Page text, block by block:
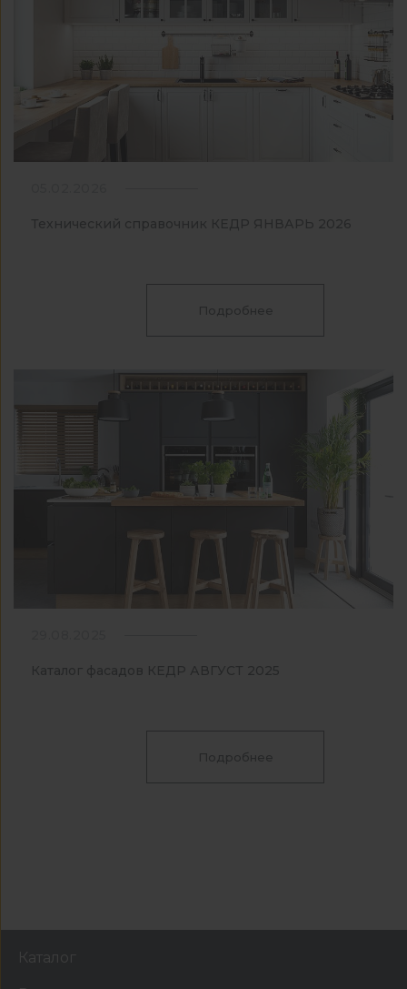
Технический справочник КЕДР ЯНВАРЬ 2026
Подробнее
Каталог фасадов КЕДР АВГУСТ 2025
Подробнее
Каталог